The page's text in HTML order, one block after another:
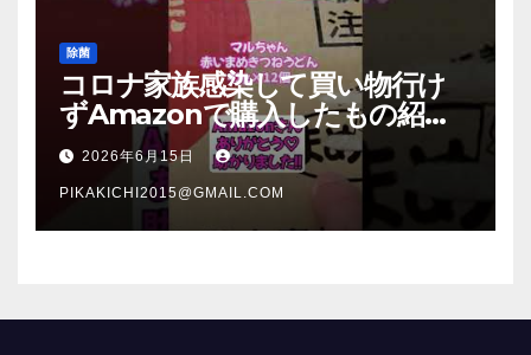
除菌
コロナ家族感染して買い物行け
ずAmazonで購入したもの紹
介 #Shorts
2026年6月15日
PIKAKICHI2015@GMAIL.COM